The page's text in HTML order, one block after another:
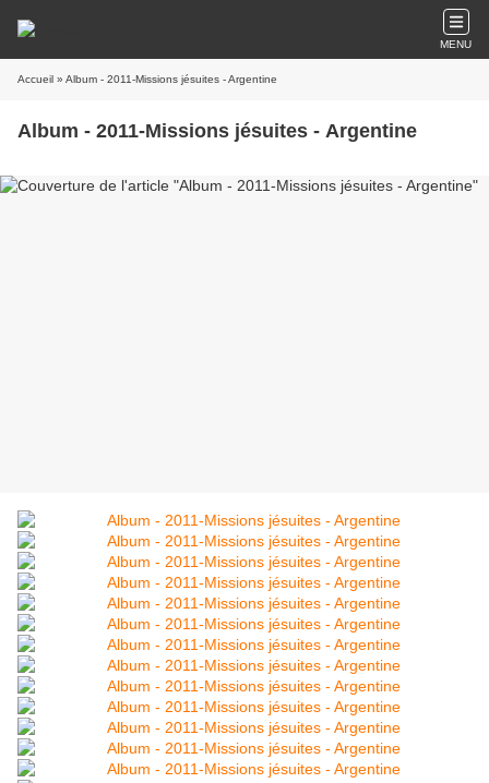
MENU
Accueil » Album - 2011-Missions jésuites - Argentine
Album - 2011-Missions jésuites - Argentine